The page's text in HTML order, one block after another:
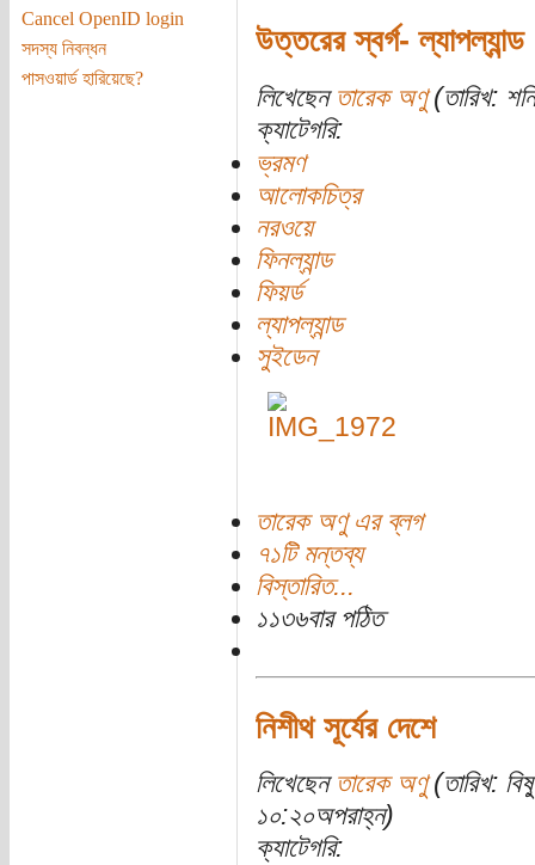
Cancel OpenID login
সদস্য নিবন্ধন
পাসওয়ার্ড হারিয়েছে?
উত্তরের স্বর্গ- ল্যাপল্যান্ড
লিখেছেন তারেক অণু(তারিখ:
ক্যাটেগরি:
ভ্রমণ
আলোকচিত্র
নরওয়ে
ফিনল্যান্ড
ফিয়র্ড
ল্যাপল্যান্ড
সুইডেন
তারেক অণু এর ব্লগ
৭১টি মন্তব্য
বিস্তারিত...
১১৩৬বার পঠিত
নিশীথ সূর্যের দেশে
লিখেছেন তারেক অণু(তারিখ:
১০:২০অপরাহ্ন)
ক্যাটেগরি: